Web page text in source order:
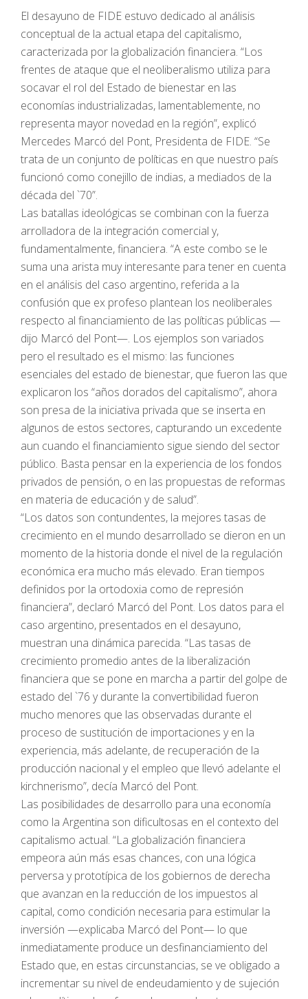
El desayuno de FIDE estuvo dedicado al análisis
conceptual de la actual etapa del capitalismo,
caracterizada por la globalización financiera. “Los
frentes de ataque que el neoliberalismo utiliza para
socavar el rol del Estado de bienestar en las
economías industrializadas, lamentablemente, no
representa mayor novedad en la región”, explicó
Mercedes Marcó del Pont, Presidenta de FIDE. “Se
trata de un conjunto de políticas en que nuestro país
funcionó como conejillo de indias, a mediados de la
década del `70”.
Las batallas ideológicas se combinan con la fuerza
arrolladora de la integración comercial y,
fundamentalmente, financiera. “A este combo se le
suma una arista muy interesante para tener en cuenta
en el análisis del caso argentino, referida a la
confusión que ex profeso plantean los neoliberales
respecto al financiamiento de las políticas públicas —
dijo Marcó del Pont—. Los ejemplos son variados
pero el resultado es el mismo: las funciones
esenciales del estado de bienestar, que fueron las que
explicaron los “años dorados del capitalismo”, ahora
son presa de la iniciativa privada que se inserta en
algunos de estos sectores, capturando un excedente
aun cuando el financiamiento sigue siendo del sector
público. Basta pensar en la experiencia de los fondos
privados de pensión, o en las propuestas de reformas
en materia de educación y de salud”.
“Los datos son contundentes, la mejores tasas de
crecimiento en el mundo desarrollado se dieron en un
momento de la historia donde el nivel de la regulación
económica era mucho más elevado. Eran tiempos
definidos por la ortodoxia como de represión
financiera”, declaró Marcó del Pont. Los datos para el
caso argentino, presentados en el desayuno,
muestran una dinámica parecida. “Las tasas de
crecimiento promedio antes de la liberalización
financiera que se pone en marcha a partir del golpe de
estado del `76 y durante la convertibilidad fueron
mucho menores que las observadas durante el
proceso de sustitución de importaciones y en la
experiencia, más adelante, de recuperación de la
producción nacional y el empleo que llevó adelante el
kirchnerismo”, decía Marcó del Pont.
Las posibilidades de desarrollo para una economía
como la Argentina son dificultosas en el contexto del
capitalismo actual. “La globalización financiera
empeora aún más esas chances, con una lógica
perversa y prototípica de los gobiernos de derecha
que avanzan en la reducción de los impuestos al
capital, como condición necesaria para estimular la
inversión —explicaba Marcó del Pont— lo que
inmediatamente produce un desfinanciamiento del
Estado que, en estas circunstancias, se ve obligado a
incrementar su nivel de endeudamiento y de sujeción